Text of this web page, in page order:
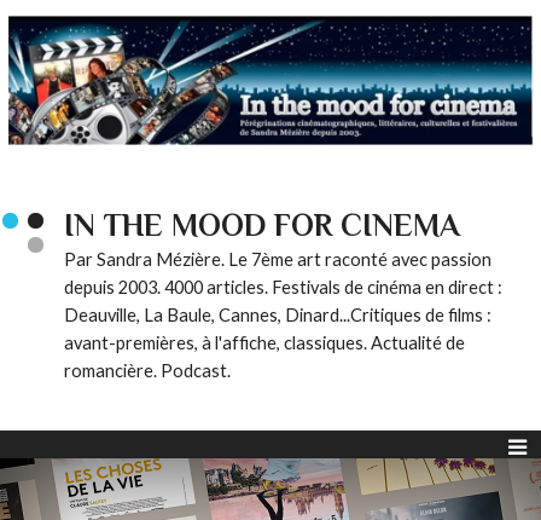
IN THE MOOD FOR CINEMA
Par Sandra Mézière. Le 7ème art raconté avec passion
depuis 2003. 4000 articles. Festivals de cinéma en direct :
Deauville, La Baule, Cannes, Dinard...Critiques de films :
avant-premières, à l'affiche, classiques. Actualité de
romancière. Podcast.